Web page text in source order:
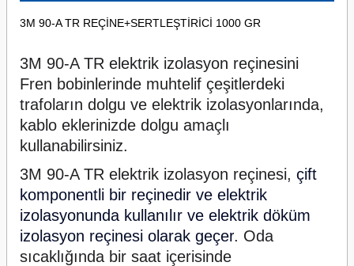
3M 90-A TR REÇİNE+SERTLEŞTİRİCİ 1000 GR
3M 90-A TR elektrik izolasyon reçinesini
Fren bobinlerinde muhtelif çeşitlerdeki
trafoların dolgu ve elektrik izolasyonlarında,
kablo eklerinizde dolgu amaçlı
kullanabilirsiniz.
3M 90-A TR elektrik izolasyon reçinesi, çift
komponentli bir reçinedir ve elektrik
izolasyonunda kullanılır ve elektrik döküm
izolasyon reçinesi olarak geçer. Oda
sıcaklığında bir saat içerisinde